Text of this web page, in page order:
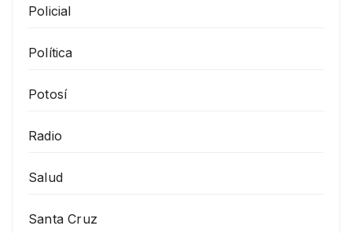
Policial
Política
Potosí
Radio
Salud
Santa Cruz